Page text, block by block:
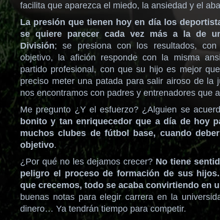
facilita que aparezca el miedo, la ansiedad y el
La presión que tienen hoy en día los
se quiere parecer cada vez más a la de
División; se presiona con los resultados,
objetivo, la afición responde con la misma
partido profesional, con que su hijo es mejor
preciso meter una patada para salir airoso de la
nos encontramos con padres y entrenadores que
Me pregunto ¿Y el esfuerzo? ¿Alguien se
bonito y tan enriquecedor que a día de hoy
muchos clubes de fútbol base, cuando
objetivo.
¿Por qué no les dejamos crecer? No tiene
peligro el proceso de formación de sus
que crecemos, todo se acaba convirtiendo en
buenas notas para elegir carrera en la
dinero… Ya tendrán tiempo para competir.